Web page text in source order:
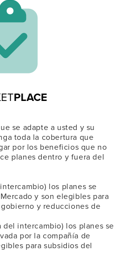
PLACE
se adapte a usted y su
toda la cobertura que
por los beneficios que no
planes dentro y fuera del
los planes se
y son elegibles para
y reducciones de
del intercambio) los planes se
por la compañía de
para subsidios del